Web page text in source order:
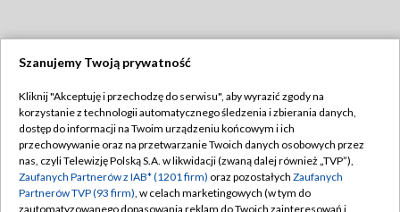
TVP
Abonament TVP
Emisja w TVP
Centrum informacji TVP
Regulamin TVP
Polityka prywatności
Moje zgody
Szanujemy Twoją prywatność
Kliknij "Akceptuję i przechodzę do serwisu", aby wyrazić zgody na
korzystanie z technologii automatycznego śledzenia i zbierania danych,
dostęp do informacji na Twoim urządzeniu końcowym i ich
przechowywanie oraz na przetwarzanie Twoich danych osobowych przez
nas, czyli Telewizję Polską S.A. w likwidacji (zwaną dalej również „TVP”),
Zaufanych Partnerów z IAB* (1201 firm) oraz pozostałych Zaufanych
Partnerów TVP (93 firm), w celach marketingowych (w tym do
zautomatyzowanego dopasowania reklam do Twoich zainteresowań i